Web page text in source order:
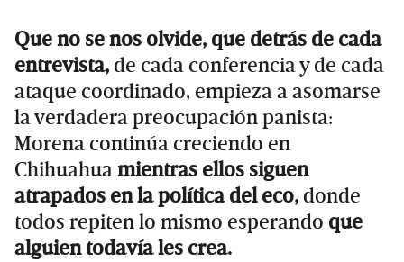
Que no se nos olvide, que detrás de cada
entrevista, de cada conferencia y de cada
ataque coordinado, empieza a asomarse
la verdadera preocupación panista:
Morena continúa creciendo en
Chihuahuamientras ellos siguen
atrapados en la política del eco, donde
todos repiten lo mismo esperando que
alguien todavía les crea.